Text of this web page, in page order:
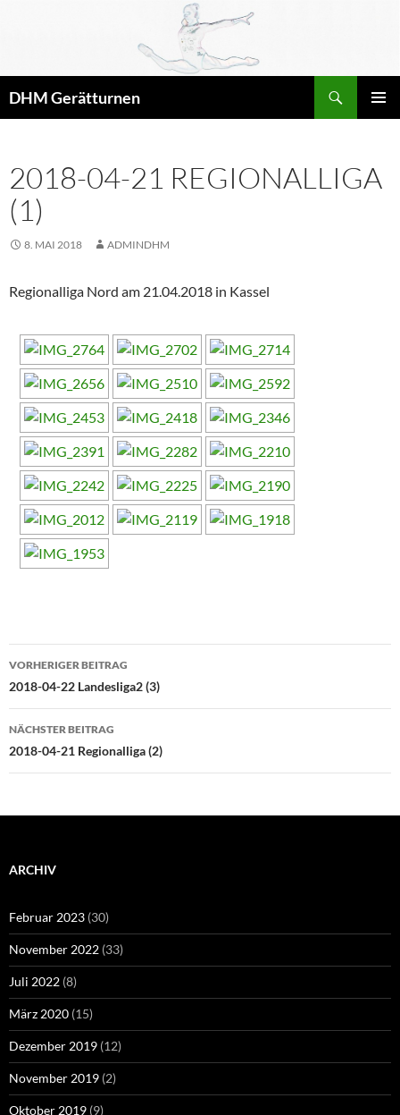
DHM Gerätturnen
2018-04-21 REGIONALLIGA
(1)
8. MAI 2018 ADMINDHM
Regionalliga Nord am 21.04.2018 in Kassel
Beitragsnavigation
VORHERIGER BEITRAG
2018-04-22 Landesliga2 (3)
NÄCHSTER BEITRAG
2018-04-21 Regionalliga (2)
ARCHIV
Februar 2023 (30)
November 2022 (33)
Juli 2022 (8)
März 2020 (15)
Dezember 2019 (12)
November 2019 (2)
Oktober 2019 (9)